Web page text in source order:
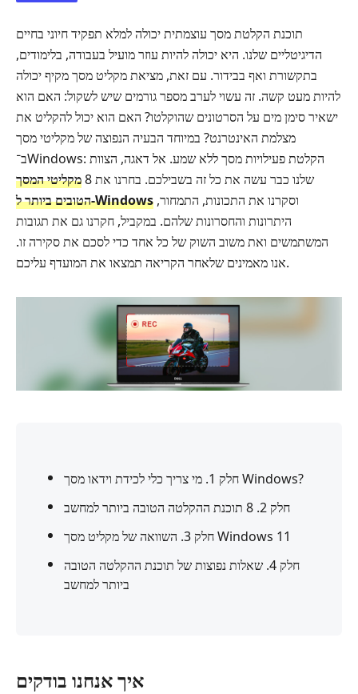
תוכנת הקלטת מסך עוצמתית יכולה למלא תפקיד חיוני בחיים
הדיגיטליים שלנו. היא יכולה להיות עוזר מועיל בעבודה, בלימודים,
בתקשורת ואף בבידור. עם זאת, מציאת מקליט מסך מקיף יכולה
להיות מעט קשה. זה עשוי לערב מספר גורמים שיש לשקול: האם הוא
ישאיר סימן מים על הסרטונים שהוקלטו? האם הוא יכול להקליט את
מצלמת האינטרנט? במיוחד הבעיה הנפוצה של מקליטי מסך
ב־Windows: הקלטת פעילויות מסך ללא שמע. אל דאגה, הצוות
שלנו כבר עשה את כל זה בשבילכם. בחרנו את 8
מקליטי המסך
הטובים ביותר ל-Windows
היתרונות והחסרונות שלהם. במקביל, חקרנו גם את תגובות
המשתמשים ואת משוב השוק של כל אחד כדי לסכם את סקירה זו.
אנו מאמינים שלאחר הקריאה תמצאו את המועדף עליכם.
חלק 1. מי צריך כלי לכידת וידאו מסך Windows?
חלק 2. 8 תוכנת ההקלטה הטובה ביותר למחשב
חלק 3. השוואה של מקליט מסך Windows 11
חלק 4. שאלות נפוצות של תוכנת ההקלטה הטובה
ביותר למחשב
איך אנחנו בודקים